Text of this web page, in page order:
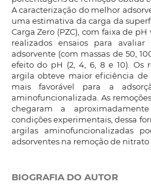
A caracterização do melhor
uma estimativa da carga da
Carga Zero (PZC), com faixa de pH
realizados ensaios para
adsorvente (com massas de 50,
efeito do pH (2, 4, 6, 8 e 10). Os
argila obteve maior eficiência
mais favorável para a
aminofuncionalizada. As
chegaram a
condições experimentais, dessa
argilas aminofuncionalizadas
adsorventes na remoção de nitrato
BIOGRAFIA DO AUTOR